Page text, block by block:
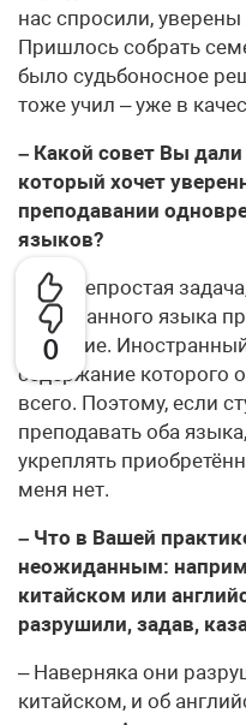
0
нас спросили,
Пришлось собрать
было судьбоносное
тоже учил – уже в
– Какой совет Вы
который хочет
преподавании
языков?
– Это непростая
иностранного языка
изучение.
содержание которого
всего. Поэтому, если
преподавать оба
укреплять
меня нет.
– Что в Вашей
неожиданным:
китайском или
разрушили, задав,
– Наверняка они
китайском, и об